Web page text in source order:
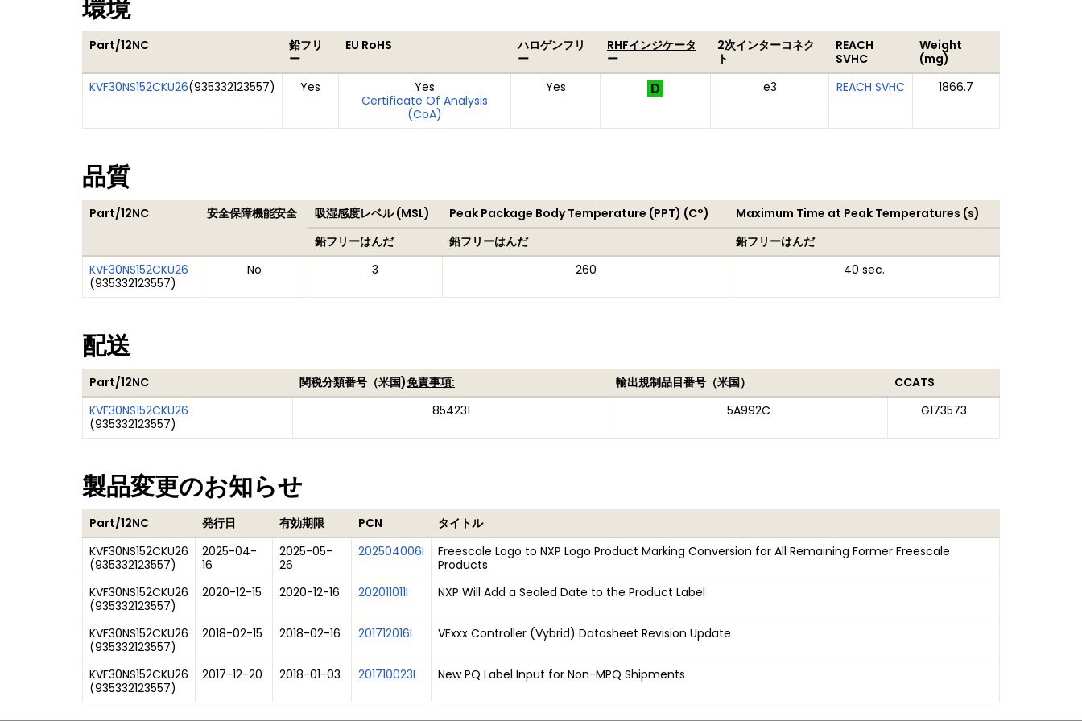
環境
Part/12NC
鉛フリ
ー
EU RoHS
ハロゲンフリ
ー
RHFインジケータ
ー
2次インターコネク
ト
REACH
SVHC
Weight
(mg)
KVF30NS152CKU26(935332123557) Yes
Yes
Certificate Of Analysis
(CoA)
Yes e3 REACH SVHC 1866.7
品質
Part/12NC 安全保障機能安全 吸湿感度レベル (MSL) Peak Package Body Temperature (PPT) (C°)
Maximum Time at Peak Temperatures (s)
鉛フリーはんだ
鉛フリーはんだ
鉛フリーはんだ
KVF30NS152CKU26
(935332123557)
No 3 260 40 sec.
配送
Part/12NC 関税分類番号（米国)免責事項: 輸出規制品目番号（米国）
CCATS
KVF30NS152CKU26
(935332123557)
854231 5A992C G173573
製品変更のお知らせ
Part/12NC 発行日 有効期限 PCN
タイトル
KVF30NS152CKU26
(935332123557)
2025-04-
16
2025-05-
26
202504006I
Freescale Logo to NXP Logo Product Marking Conversion for All Remaining Former Freescale
Products
KVF30NS152CKU26
(935332123557)
2020-12-15 2020-12-16 202011011I NXP Will Add a Sealed Date to the Product Label
KVF30NS152CKU26
(935332123557)
2018-02-15 2018-02-16 201712016I VFxxx Controller (Vybrid) Datasheet Revision Update
KVF30NS152CKU26
(935332123557)
2017-12-20 2018-01-03 201710023I New PQ Label Input for Non-MPQ Shipments